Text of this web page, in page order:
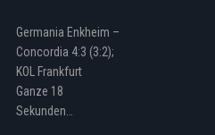
Germania Enkheim –
Concordia 4:3 (3:2);
KOL Frankfurt
Ganze 18
Sekunden…